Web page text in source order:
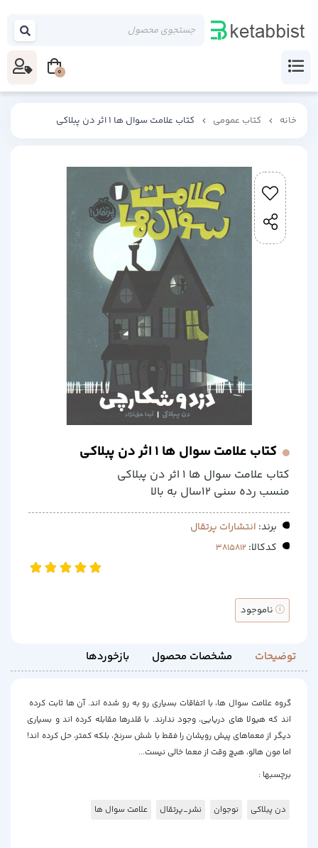
خانه کتاب عمومی کتاب علامت سوال ها 1 اثر دن پبلاکی
کتاب علامت سوال ها 1 اثر دن پبلاکی
کتاب علامت سوال ها 1 اثر دن پبلاکی
منسب رده سنی 12سال به بالا
برند: انتشارات پرتقال
کدکالا:
ناموجود
توضیحات مشخصات محصول بازخوردها
گروه علامت ‎سوال ‎ها، با اتفاقات بسیاری رو به ‎رو شده‎ اند. آن‎ ها ثابت کرده
اند که هیولا های دریایی، وجود ندارند. با قلدرها مقابله کرده ‎اند و بسیاری
دیگر از معماهای پیش رویشان را فقط با شش سرنخ، بلکه کمتر، حل کرده ‎اند!
اما مون هالو، هیچ‎ وقت از معما خالی نیست...
برچسبها :
دن پبلاکی نوجوان نشر_پرتقال علامت سوال ها
0